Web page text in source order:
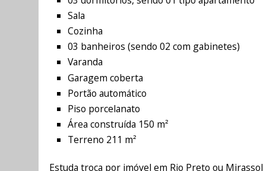
Sala
Cozinha
03 banheiros (sendo 02 com gabinetes)
Varanda
Garagem coberta
Portão automático
Piso porcelanato
Área construída 150 m²
Terreno 211 m²
Estuda troca por imóvel em Rio Preto ou Mirassol